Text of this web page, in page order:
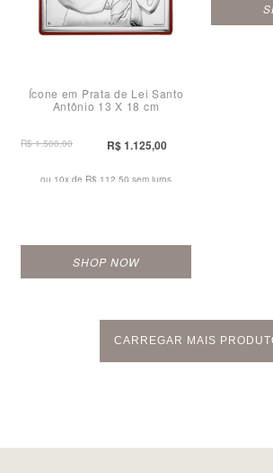
Ícone em Prata de Lei Santo
Antônio 13 X 18 cm
R$ 1.500,00 R$ 1.125,00
ou 10x de R$ 112,50 sem juros
SHOP NOW
CARREGAR MAIS